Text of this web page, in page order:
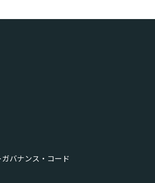
バナンス・コード